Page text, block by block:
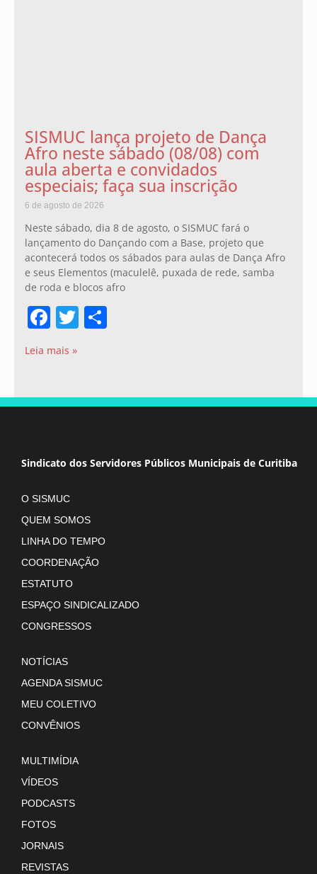
SISMUC lança projeto de Dança
Afro neste sábado (08/08) com
aula aberta e convidados
especiais; faça sua inscrição
6 de agosto de 2026
Neste sábado, dia 8 de agosto, o SISMUC fará o
lançamento do Dançando com a Base, projeto que
acontecerá todos os sábados para aulas de Dança Afro
e seus Elementos (maculelê, puxada de rede, samba
de roda e blocos afro
Facebook
Twitter
Leia mais »
Sindicato dos Servidores Públicos Municipais de Curitiba
O SISMUC
QUEM SOMOS
LINHA DO TEMPO
COORDENAÇÃO
ESTATUTO
ESPAÇO SINDICALIZADO
CONGRESSOS
NOTÍCIAS
AGENDA SISMUC
MEU COLETIVO
CONVÊNIOS
MULTIMÍDIA
VÍDEOS
PODCASTS
FOTOS
JORNAIS
REVISTAS